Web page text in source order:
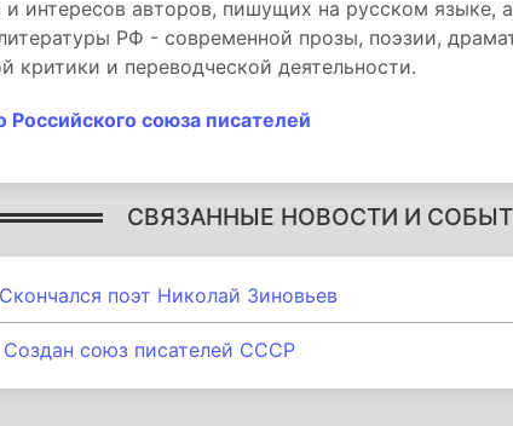
и интересов авторов, пишущих на русском языке,
РФ - современной прозы, поэзии,
критики и переводческой деятельности.
Российского союза писателей
СВЯЗАННЫЕ НОВОСТИ И
Скончался поэт Николай Зиновьев
Создан союз писателей СССР